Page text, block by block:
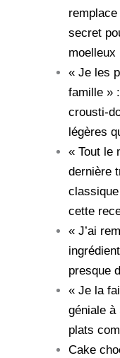
secret
moelleux
« Je les
famille »
crousti-
légères
« Tout le
dernière
classique
cette
« J’ai
presque
« Je la
géniale à
plats
Cake